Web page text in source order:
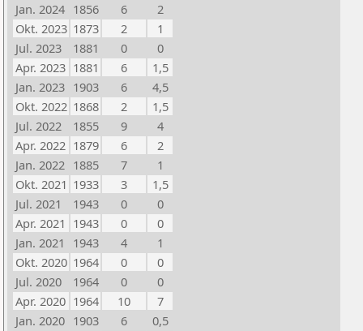
Jan. 2024 1856 6
2
Okt. 2023 1873 2
1
Jul. 2023
1881 0
0
Apr. 2023 1881 6
1,5
Jan. 2023 1903 6
4,5
Okt. 2022 1868 2
1,5
Jul. 2022
1855 9
4
Apr. 2022 1879 6
2
Jan. 2022 1885 7
1
Okt. 2021 1933 3
1,5
Jul. 2021
1943 0
0
Apr. 2021 1943 0
0
Jan. 2021
1943 4
1
Okt. 2020 1964 0
0
Jul. 2020
1964 0
0
Apr. 2020 1964 10
7
Jan. 2020 1903 6
0,5